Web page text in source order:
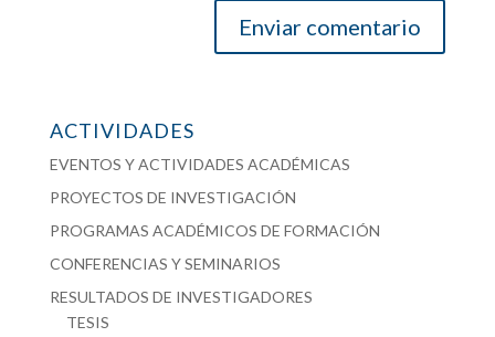
ACTIVIDADES
EVENTOS Y ACTIVIDADES ACADÉMICAS
PROYECTOS DE INVESTIGACIÓN
PROGRAMAS ACADÉMICOS DE FORMACIÓN
CONFERENCIAS Y SEMINARIOS
RESULTADOS DE INVESTIGADORES
TESIS